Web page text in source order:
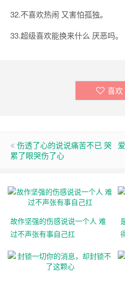
32.不喜欢热闹 又害怕孤独。
33.超级喜欢能换来什么 厌恶吗。
喜欢
伤透了心的说说痛苦不已 哭
累了眼哭伤了心
故作坚强的伤感说说一个人 难
过不声张有事自己扛